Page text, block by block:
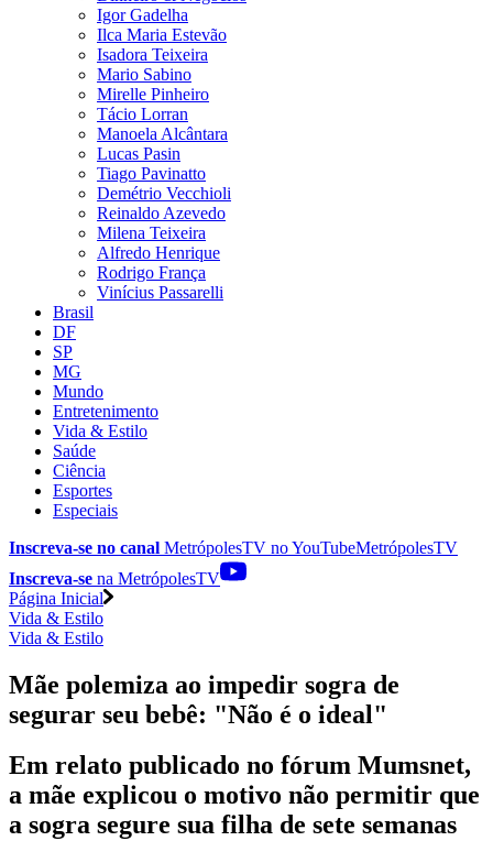
Igor Gadelha
Ilca Maria Estevão
Isadora Teixeira
Mario Sabino
Mirelle Pinheiro
Tácio Lorran
Manoela Alcântara
Lucas Pasin
Tiago Pavinatto
Demétrio Vecchioli
Reinaldo Azevedo
Milena Teixeira
Alfredo Henrique
Rodrigo França
Vinícius Passarelli
Brasil
DF
SP
MG
Mundo
Entretenimento
Vida & Estilo
Saúde
Ciência
Esportes
Especiais
Inscreva-se no canal MetrópolesTV noYouTubeMetrópolesTV
Inscreva-se na MetrópolesTV
Página Inicial
Vida & Estilo
Vida & Estilo
Mãe polemiza ao impedir sogra de
segurar seu bebê: "Não é o ideal"
Em relato publicado no fórum Mumsnet,
a mãe explicou o motivo não permitir que
a sogra segure sua filha de sete semanas